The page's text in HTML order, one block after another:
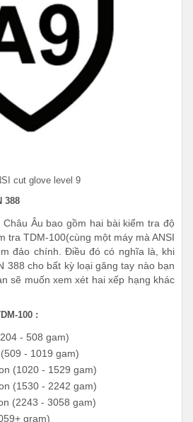
cut glove level 9
388
Âu bao gồm hai bài kiểm tra độ
tra TDM-100(cùng một máy mà ANSI
đảo chính. Điều đó có nghĩa là, khi
388 cho bất kỳ loại găng tay nào bạn
sẽ muốn xem xét hai xếp hạng khác
100 :
- 508 gam)
- 1019 gam)
(1020 - 1529 gam)
(1530 - 2242 gam)
(2243 - 3058 gam)
gram)